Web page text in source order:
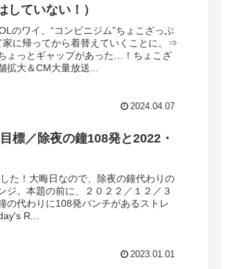
していない！）
のワイ、“コンビニジム”ちょこざっぷ
に帰ってから着替えていくことに。⇒
ょっとギャップがあった…！ちょこざ
拡大＆CM大量放送...
2024.04.07
標／除夜の鐘108発と2022・
た！大晦日なので、除夜の鐘代わりの
ジ。本題の前に、２０２２／１２／３
の代わりに108発パンチがあるストレ
R...
2023.01.01